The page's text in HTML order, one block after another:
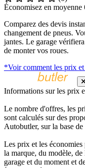
Économisez en moyenne
Comparez des devis
changement de pneus.
jantes. Le garage
de monter vos roues.
*Voir comment les prix
Informations sur les prix
Le nombre d'offres, les
sont calculés sur des
Autobutler, sur la base
Les prix et les
la marque, du modèle,
garage et du moment et